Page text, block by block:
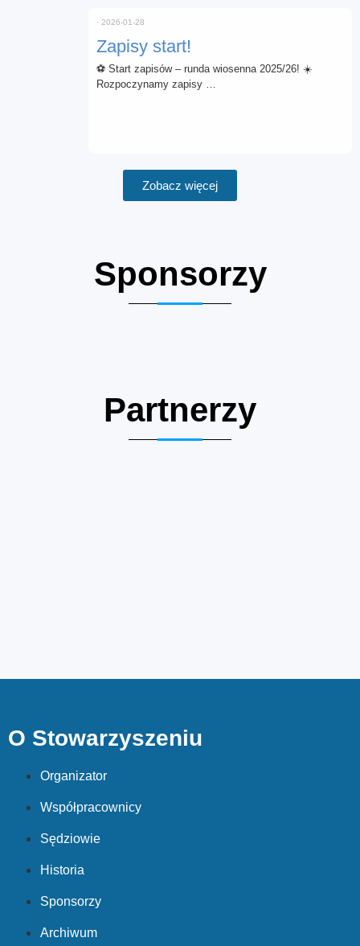
Zapisy start!
⋅ 2026-01-28
⚽ Start zapisów – runda wiosenna 2025/26! ☀️
Rozpoczynamy zapisy …
Zobacz więcej
Sponsorzy
Partnerzy
O Stowarzyszeniu
Organizator
Współpracownicy
Sędziowie
Historia
Sponsorzy
Archiwum